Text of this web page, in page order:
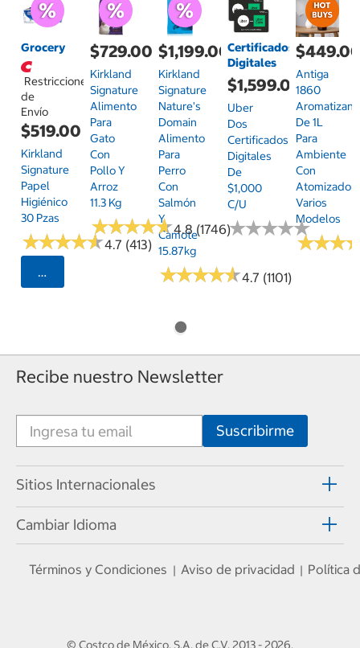
Grocery
Restricciones
de
Envío
$519.00
Kirkland
Signature
Papel
Higiénico
30 Pzas
★★★★★
★★★★★4.7 (413)
Seleccionar Código Postal
$729.00
Kirkland
Signature
Alimento
Para
Gato
Con
Pollo Y
Arroz
11.3 Kg
★★★★★
★★★★★4.8 (1746)
$1,199.00
Kirkland
Signature
Nature's
Domain
Alimento
Para
Perro
Con
Salmón
Y
Camote
15.87kg
★★★★★
★★★★★4.7 (1101)
Certificados
Digitales
$1,599.00
Uber
Dos
Certificados
Digitales
De
$1,000
C/u
★★★★★
★★★★★
Antiga
1860
De 1L
Para
Ambiente
Con
Atomizador,
Varios
Modelos
★★★
★★★
Recibe nuestro Newsletter
Sitios Internacionales
Cambiar Idioma
Términos y Condiciones | Aviso de privacidad | Política
© Costco de México, S.A. de C.V. 2013 - 2026.